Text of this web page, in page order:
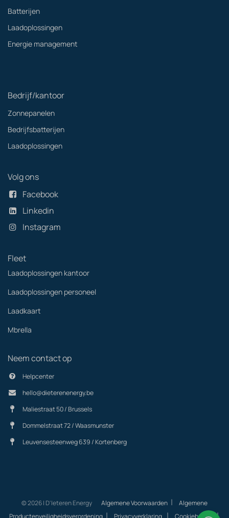
Batterijen
Laadoplossingen
Energie management
Bedrijf/kantoor
Zonnepanelen
Bedrijfsbatterijen
Laadoplossingen
Volg ons
Facebook
Linkedin
Instagram
Fleet
Laadoplossingen kantoor
Laadoplossingen personeel
Laadkaart
Mbrella
Neem contact op
Helpcenter
hello@dieterenenergy.be
Maliestraat 50 / Brussels
Dommelstraat 72 / Waasmunster
Leuvensesteenweg 639 / Kortenberg
© 2026 | D'Ieteren Energy Algemene Voorwaarden |
Algemene
| | |